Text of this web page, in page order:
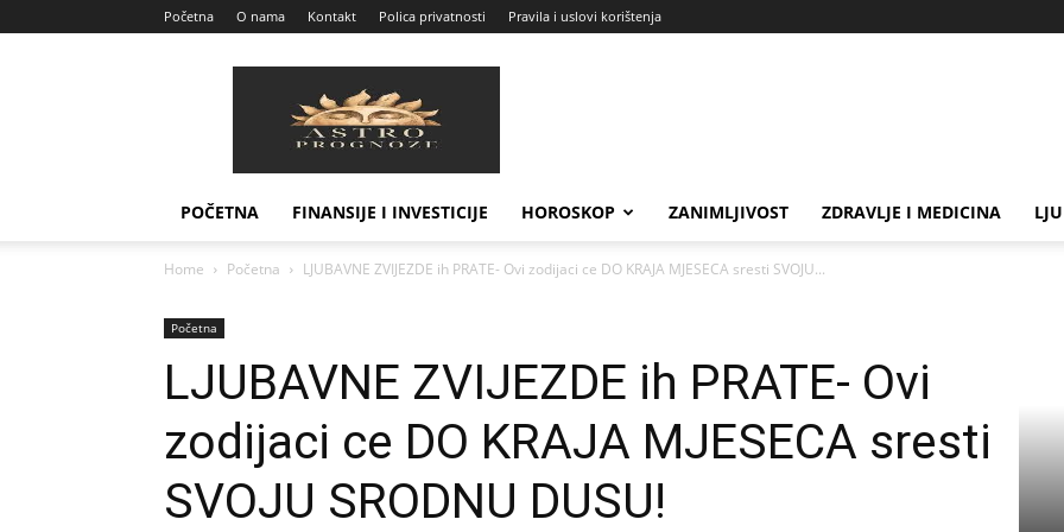
Početna O nama Kontakt Polica privatnosti Pravila i uslovi korištenja
Prognoze
POČETNA FINANSIJE I INVESTICIJE HOROSKOP ZANIMLJIVOST ZDRAVLJE I MEDICINA
Home Početna LJUBAVNE ZVIJEZDE ih PRATE- Ovi zodijaci ce DO KRAJA MJESECA sresti SVOJU...
Početna
LJUBAVNE ZVIJEZDE ih PRATE- Ovi
zodijaci ce DO KRAJA MJESECA sresti
SVOJU SRODNU DUSU!